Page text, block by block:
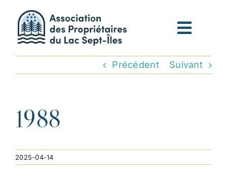
contenu
Précédent Suivant
1988
2025-04-14